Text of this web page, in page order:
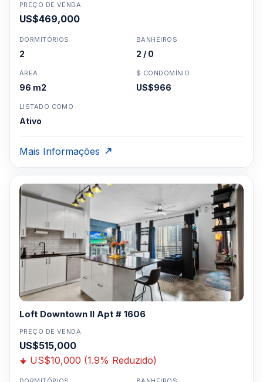
PREÇO DE VENDA
US$469,000
DORMITÓRIOS
2
BANHEIROS
2 / 0
ÁREA
96 m2
$ CONDOMÍNIO
US$966
LISTADO COMO
Ativo
Mais Informações
Loft Downtown II Apt # 1606
PREÇO DE VENDA
US$515,000
US$10,000 (1.9% Reduzido)